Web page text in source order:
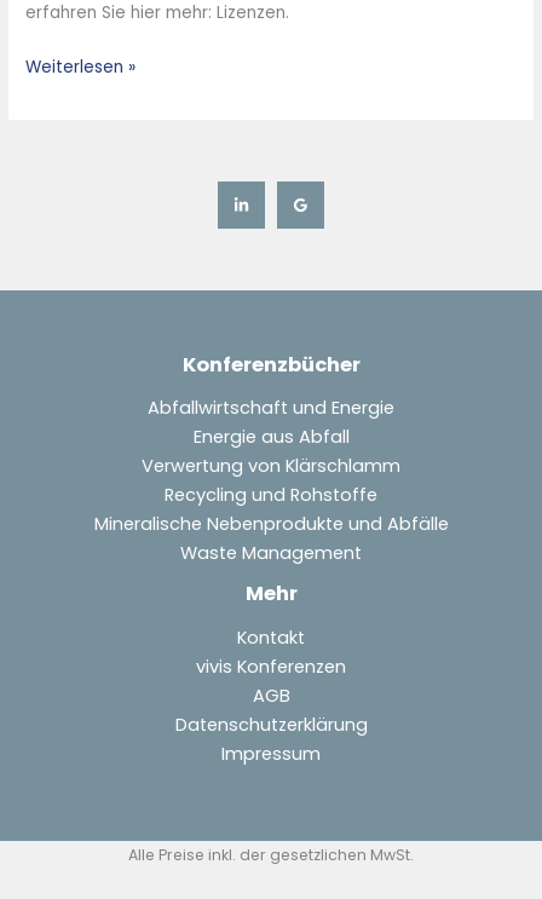
erfahren Sie hier mehr: Lizenzen.
Weiterlesen »
Konferenzbücher
Abfallwirtschaft und Energie
Energie aus Abfall
Verwertung von Klärschlamm
Recycling und Rohstoffe
Mineralische Nebenprodukte und Abfälle
Waste Management
Mehr
Kontakt
vivis Konferenzen
AGB
Datenschutzerklärung
Impressum
Alle Preise inkl. der gesetzlichen MwSt.